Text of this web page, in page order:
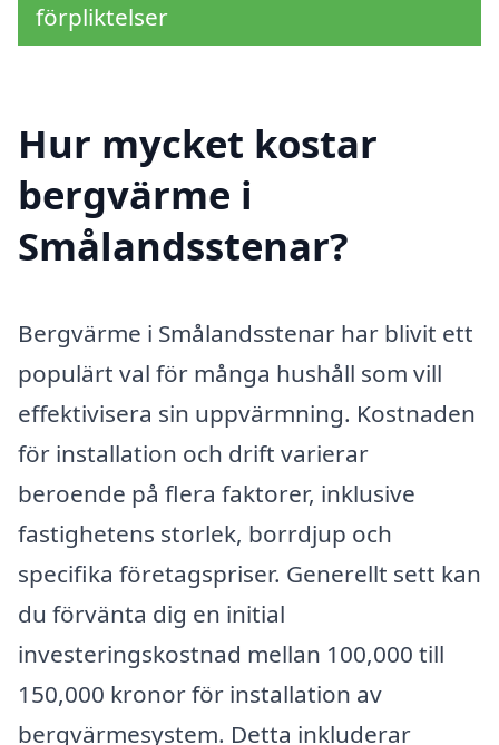
förpliktelser
Hur mycket kostar
bergvärme i
Smålandsstenar?
Bergvärme i Smålandsstenar har blivit ett
populärt val för många hushåll som vill
effektivisera sin uppvärmning. Kostnaden
för installation och drift varierar
beroende på flera faktorer, inklusive
fastighetens storlek, borrdjup och
specifika företagspriser. Generellt sett kan
du förvänta dig en initial
investeringskostnad mellan 100,000 till
150,000 kronor för installation av
bergvärmesystem. Detta inkluderar